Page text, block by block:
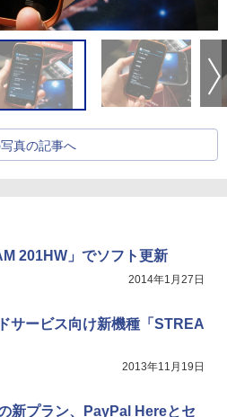
真の記事へ
201HW」でソフト更新
2014年1月27日
サービス向け新機種「STREA
2013年11月19日
新プラン、PayPal Hereとセ